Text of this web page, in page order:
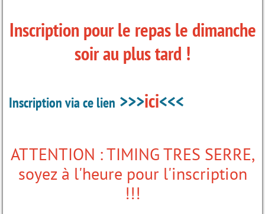
Inscription pour le repas le dimanche
soir au plus tard !
Inscription via ce lien >>>ici<<<
ATTENTION : TIMING TRES SERRE,
soyez à l'heure pour l'inscription
!!!